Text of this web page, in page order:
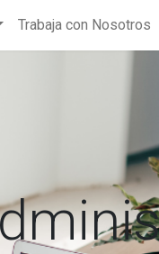
Trabaja con Nosotros